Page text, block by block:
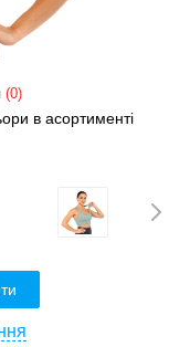
(0)
в асортименті